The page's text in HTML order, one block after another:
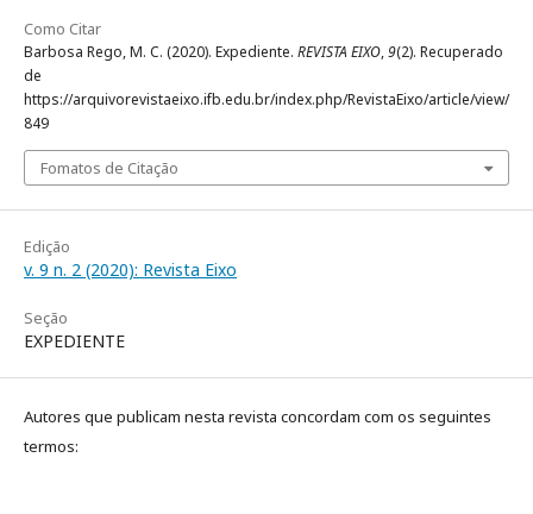
Como Citar
Barbosa Rego, M. C. (2020). Expediente. REVISTA EIXO,9(2). Recuperado
de
https://arquivorevistaeixo.ifb.edu.br/index.php/RevistaEixo/article/view/
849
Fomatos de Citação
Edição
v. 9 n. 2 (2020): Revista Eixo
Seção
EXPEDIENTE
Autores que publicam nesta revista concordam com os seguintes
termos: